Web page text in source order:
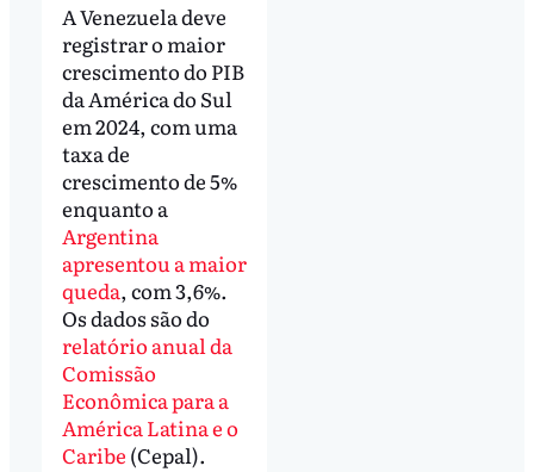
A Venezuela deve
registrar o maior
crescimento do PIB
da América do Sul
em 2024, com uma
taxa de
crescimento de 5%
enquanto a
Argentina
apresentou a maior
queda, com 3,6%.
Os dados são do
relatório anual da
Comissão
Econômica para a
América Latina e o
Caribe (Cepal).